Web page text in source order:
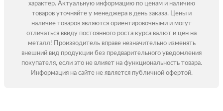
характер. Актуальную информацию по ценам и наличию
товаров уточняйте у менеджера в день заказа. Цены и
наличие товаров являются ориентировочными и могут
отличаться ввиду постоянного роста курса валют и цен на
металл! Производитель вправе незначительно изменять
внешний вид продукции без предварительного уведомления
покупателя, если это не влияет на функциональность товара.
Информация на сайте не является публичной офертой.